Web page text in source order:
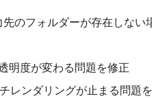
のフォルダーが存在しない
明度が変わる問題を修正
レンダリングが止まる問題